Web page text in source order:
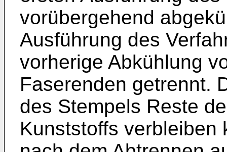
vorübergehend
Ausführung des
vorherige Abkühlung
Faserenden getrennt.
des Stempels Reste
Kunststoffs verbleiben